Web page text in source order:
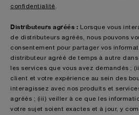
confidentialité
Distributeurs agréés :
Lorsque vous
de distributeurs agréés, nous pouvons
consentement pour partager vos
distributeur agréé de temps à autre
les services que vous avez demandés ;
client et votre expérience au sein des
interagissez avec nos produits et
agréés ; (iii) veiller à ce que les
votre sujet soient exactes et à jour, y